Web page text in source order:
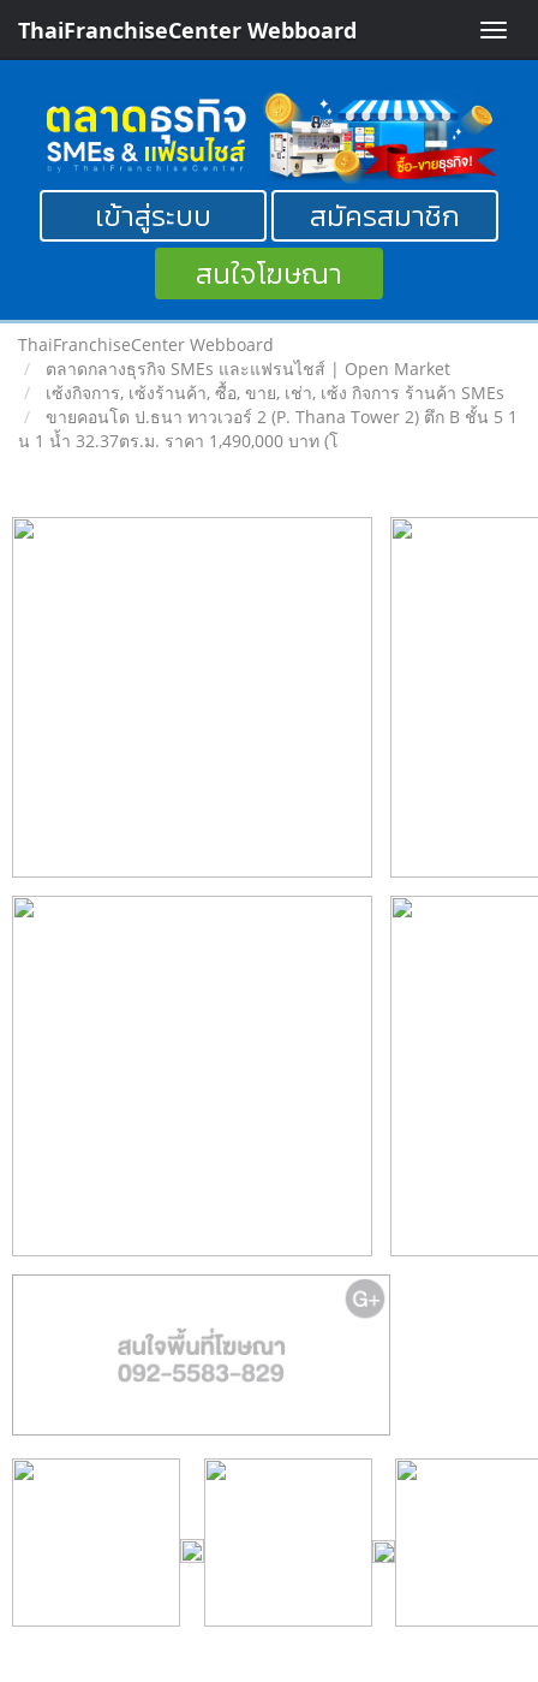
Toggle
ThaiFranchiseCenter Webboard
เข้าสู่ระบบ
สมัครสมาชิก
สนใจโฆษณา
ThaiFranchiseCenter Webboard
ตลาดกลางธุรกิจ SMEs และแฟรนไชส์ | Open Market
เซ้งกิจการ, เซ้งร้านค้า, ซื้อ, ขาย, เช่า, เซ้ง กิจการ ร้านค้า SMEs
ขายคอนโด ป.ธนา ทาวเวอร์ 2 (P. Thana Tower 2) ตึก B ชั้น 5 1
น 1 น้ำ 32.37ตร.ม. ราคา 1,490,000 บาท (โ